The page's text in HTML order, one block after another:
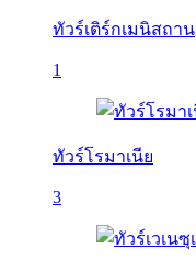
ทัวร์เติร์กเมนิสถาน
1
ทัวร์โรมาเนีย
3